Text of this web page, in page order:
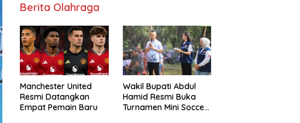
Berita Olahraga
Manchester United
Resmi Datangkan
Empat Pemain Baru
Wakil Bupati Abdul
Hamid Resmi Buka
Turnamen Mini Soccer